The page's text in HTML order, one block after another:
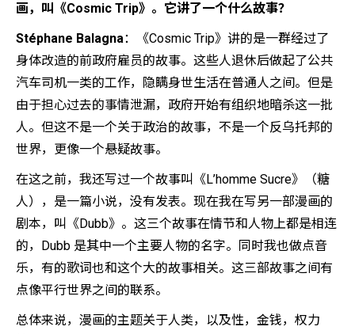
画，叫《Cosmic Trip》。它讲了一个什么故事？
Stéphane Balagna：《Cosmic Trip》讲的是一群经过了
身体改造的前政府雇员的故事。这些人退休后做起了公共
汽车司机一类的工作，隐瞒身世生活在普通人之间。但是
由于担心过去的事情泄漏，政府开始有组织地暗杀这一批
人。但这不是一个关于政治的故事，不是一个反乌托邦的
世界，更像一个悬疑故事。
在这之前，我还写过一个故事叫《L’homme Sucre》（糖
人），是一篇小说，没有发表。现在我在写另一部漫画的
剧本，叫《Dubb》。这三个故事在情节和人物上都是相连
的，Dubb 是其中一个主要人物的名字。同时我也做点音
乐，有的歌词也和这个大的故事相关。这三部故事之间有
点像平行世界之间的联系。
总体来说，漫画的主题关于人类，以及性，金钱，权力